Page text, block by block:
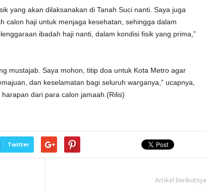
yang akan dilaksanakan di Tanah Suci nanti. Saya juga
calon haji untuk menjaga kesehatan, sehingga dalam
ibadah haji nanti, dalam kondisi fisik yang prima,”
mustajab. Saya mohon, titip doa untuk Kota Metro agar
dan keselamatan bagi seluruh warganya,” ucapnya,
dari para calon jamaah.(Rilis)
Twitter
Artikel berikutnya